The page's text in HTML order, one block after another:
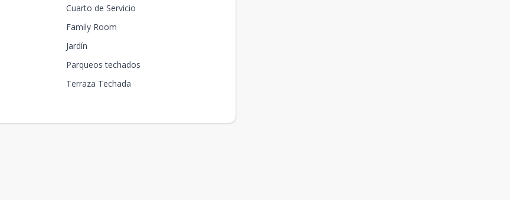
Cuarto de Servicio
Family Room
Jardín
Parqueos techados
Terraza Techada